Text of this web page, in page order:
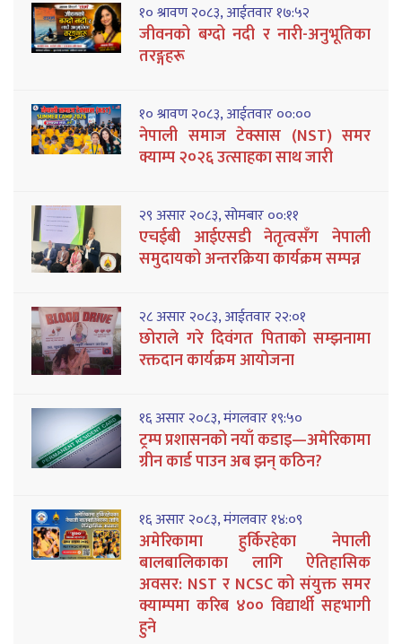
१० श्रावण २०८३, आईतवार १७:५२
जीवनको बग्दो नदी र नारी-अनुभूतिका
तरङ्गहरू
१० श्रावण २०८३, आईतवार ००:००
नेपाली समाज टेक्सास (NST) समर
क्याम्प २०२६ उत्साहका साथ जारी
२९ असार २०८३, सोमबार ००:११
एचईबी आईएसडी नेतृत्वसँग नेपाली
समुदायको अन्तरक्रिया कार्यक्रम सम्पन्न
२८ असार २०८३, आईतवार २२:०१
छोराले गरे दिवंगत पिताको सम्झनामा
रक्तदान कार्यक्रम आयोजना
१६ असार २०८३, मंगलवार १९:५०
ट्रम्प प्रशासनको नयाँ कडाइ—अमेरिकामा
ग्रीन कार्ड पाउन अब झन् कठिन?
१६ असार २०८३, मंगलवार १४:०९
अमेरिकामा हुर्किरहेका नेपाली
बालबालिकाका लागि ऐतिहासिक
अवसर: NST र NCSC को संयुक्त समर
क्याम्पमा करिब ४०० विद्यार्थी सहभागी
हुने